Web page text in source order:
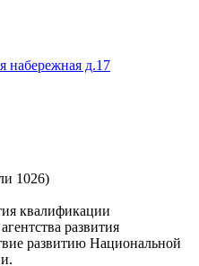
набережная д.17
1026)
квалификации
развития
развитию Национальной